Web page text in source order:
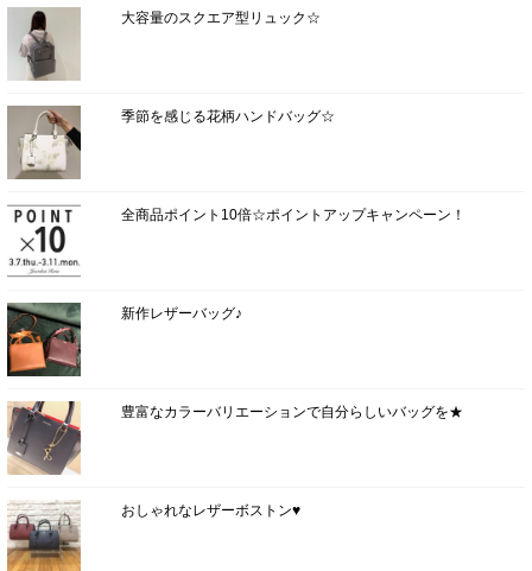
大容量のスクエア型リュック☆
季節を感じる花柄ハンドバッグ☆
全商品ポイント10倍☆ポイントアップキャンペーン！
新作レザーバッグ♪
豊富なカラーバリエーションで自分らしいバッグを★
おしゃれなレザーボストン♥